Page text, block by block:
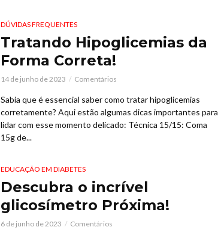
DÚVIDAS FREQUENTES
Tratando Hipoglicemias da
Forma Correta!
14 de junho de 2023 Comentários
Sabia que é essencial saber como tratar hipoglicemias
corretamente? Aqui estão algumas dicas importantes para
lidar com esse momento delicado: Técnica 15/15: Coma
15g de...
EDUCAÇÃO EM DIABETES
Descubra o incrível
glicosímetro Próxima!
6 de junho de 2023 Comentários